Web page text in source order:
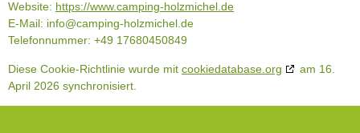
Website: https://www.camping-holzmichel.de
E-Mail: info@camping-holzmichel.de
Telefonnummer: +49 17680450849
Diese Cookie-Richtlinie wurde mit cookiedatabase.org
am 16.
April 2026 synchronisiert.